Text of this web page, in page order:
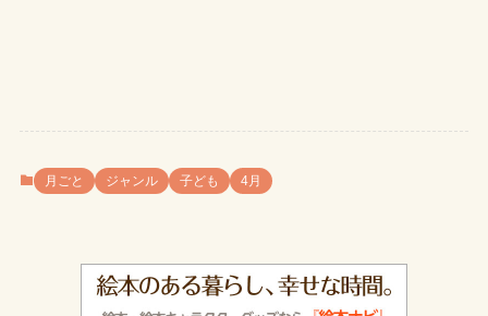
月ごと ジャンル 子ども 4月